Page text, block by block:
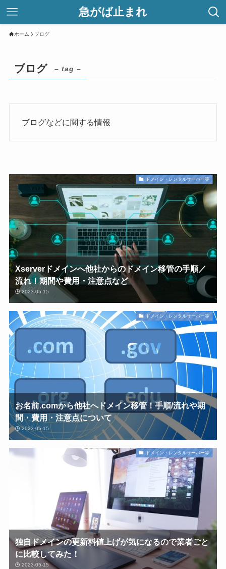
急がば止まれ
ホーム ブログ
ブログ – tag –
ブログなどに関する情報
ドメイン・レンタルサーバー等
Xserverドメインへ他社からのドメイン移管の手順／
流れ！期間や費用・注意点など
2023-05-15
ドメイン・レンタルサーバー等
お名前.comから他社へドメイン移管！手順/流れや期
間・費用・注意点について
2023-05-15
ドメイン・レンタルサーバー等
独自ドメインの更新料値上げが気になるので業者ごと
に比較してみた！
2023-05-15